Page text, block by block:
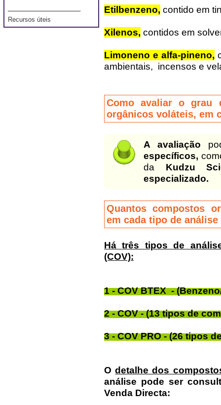
Recursos úteis
Etilbenzeno, contido em
Xilenos, contidos em
Limoneno e alfa-pineno,
ambientais, incensos e
Como avaliar o grau
orgânicos voláteis, em
A avaliação
específicos,
da Kudzu
especializado.
Quantos compostos
em cada tipo de
Hátrês tipos de
(COV):
1 - COV BTEX -
2 - COV - (13 tipos de
3 - COV PRO - (26 tipos
Odetalhe dos
análise pode ser
Venda Directa: